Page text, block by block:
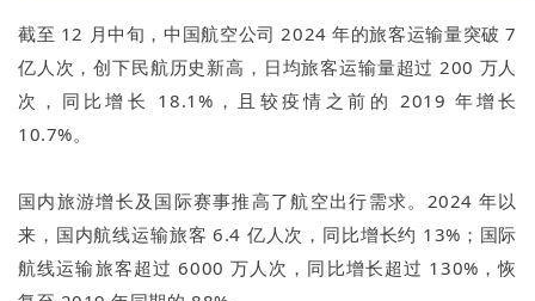
截至 12 月中旬，中国航空公司 2024 年的旅客运输量突破 7
亿人次，创下民航历史新高，日均旅客运输量超过 200 万人
次，同比增长 18.1%，且较疫情之前的 2019 年增长
10.7%。
国内旅游增长及国际赛事推高了航空出行需求。2024 年以
来，国内航线运输旅客 6.4 亿人次，同比增长约 13%；国际
航线运输旅客超过 6000 万人次，同比增长超过 130%，恢